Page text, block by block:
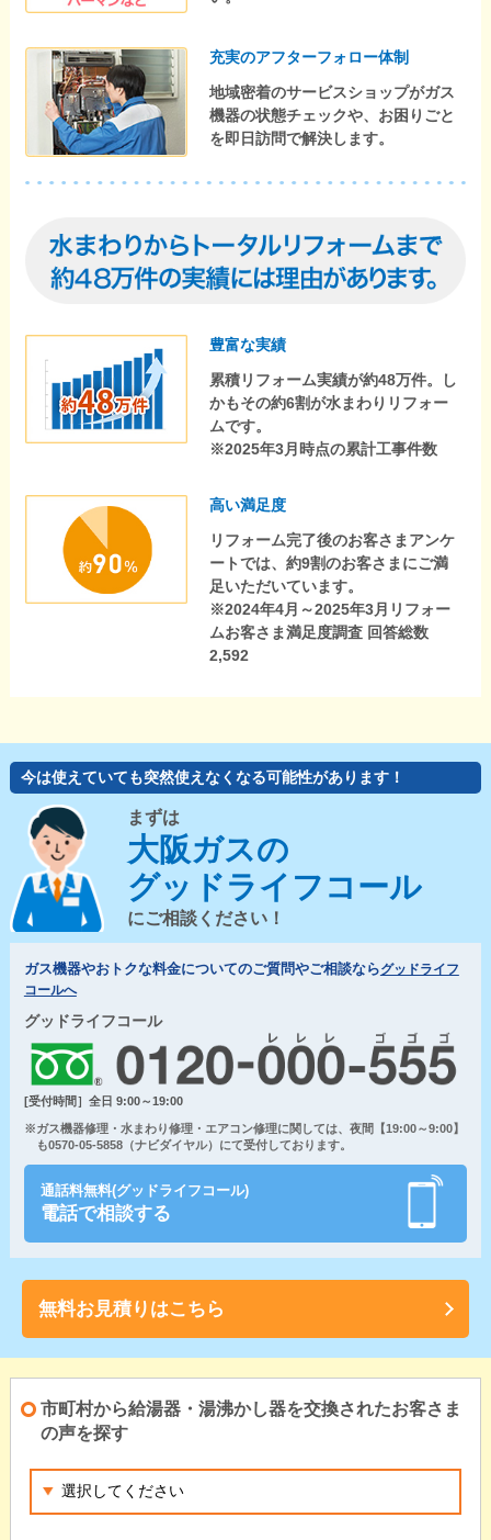
充実のアフターフォロー体制
地域密着のサービスショップがガス
機器の状態チェックや、お困りごと
を即日訪問で解決します。
豊富な実績
累積リフォーム実績が約48万件。し
かもその約6割が水まわりリフォー
ムです。
※2025年3月時点の累計工事件数
高い満足度
リフォーム完了後のお客さまアンケ
ートでは、約9割のお客さまにご満
足いただいています。
※2024年4月～2025年3月リフォー
ムお客さま満足度調査 回答総数
2,592
今は使えていても突然使えなくなる可能性があります！
まずは
大阪ガスの
グッドライフコール
にご相談ください！
ガス機器やおトクな料金についてのご質問やご相談ならグッドライフ
コールへ
グッドライフコール
[受付時間］全日 9:00～19:00
※ガス機器修理・水まわり修理・エアコン修理に関しては、夜間【19:00～9:00】
も0570-05-5858（ナビダイヤル）にて受付しております。
通話料無料(グッドライフコール)
電話で相談する
無料お見積りはこちら
市町村から給湯器・湯沸かし器を交換されたお客さま
の声を探す